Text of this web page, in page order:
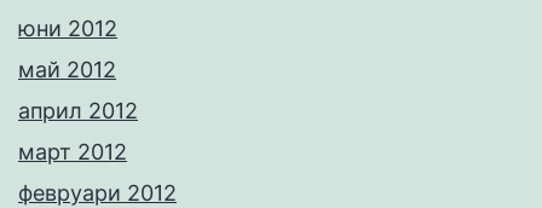
юни 2012
май 2012
април 2012
март 2012
февруари 2012